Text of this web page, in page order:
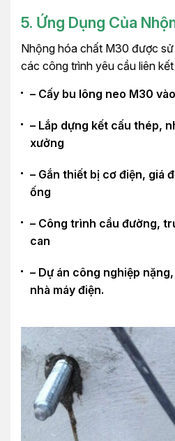
5. Ứng Dụng Của
Nhộng hóa chất M30 được
các công trình yêu cầu liên
– Cấy bu lông neo M30
– Lắp dựng kết cấu thép,
xưởng
– Gắn thiết bị cơ điện, giá
ống
– Công trình cầu đường,
can
– Dự án công nghiệp
nhà máy điện.